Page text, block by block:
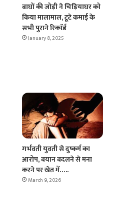
बाघों की जोड़ी ने चिड़ियाघर को
किया मालामाल, टूटे कमाई के
सभी पुराने रिकाॅर्ड
January 8, 2025
गर्भवती युवती से दुष्कर्म का
आरोप, बयान बदलने से मना
करने पर खेत में…..
March 9, 2026